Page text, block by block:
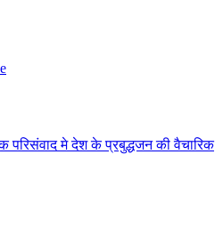
परिसंवाद मे देश के प्रबुद्धजन की वैचारिक